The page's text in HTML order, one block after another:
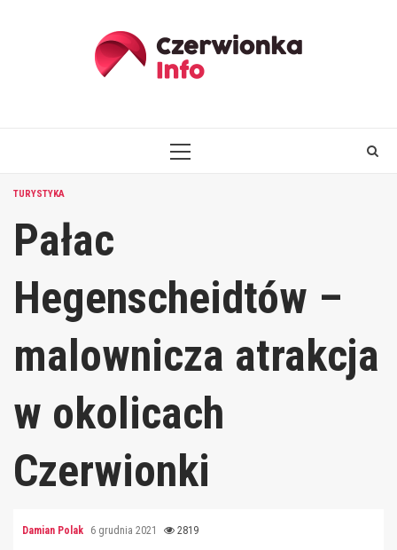
PRIMARY
TURYSTYKA
Pałac
Hegenscheidtów –
malownicza atrakcja
w okolicach
Czerwionki
Damian Polak 6 grudnia 2021 2819